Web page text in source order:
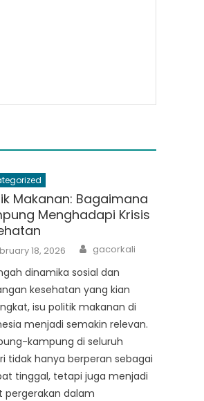
Makanan: Bagaimana
Menghadapi Krisis
18, 2026 Author
gacorkali
dinamika sosial dan
kesehatan yang kian
isu politik makanan di
menjadi semakin relevan.
kampung di seluruh
tidak hanya berperan sebagai
tinggal, tetapi juga menjadi
pergerakan dalam